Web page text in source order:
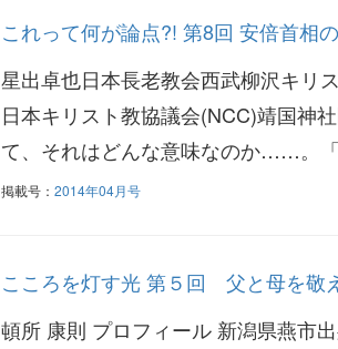
これって何が論点?! 第8回 安倍首相
星出卓也日本長老教会西武柳沢キリ
日本キリスト教協議会(NCC)靖国神
て、それはどんな意味なのか……。
掲載号： 2014年04月号
こころを灯す光 第５回 父と母を敬え
頓所 康則 プロフィール 新潟県燕市